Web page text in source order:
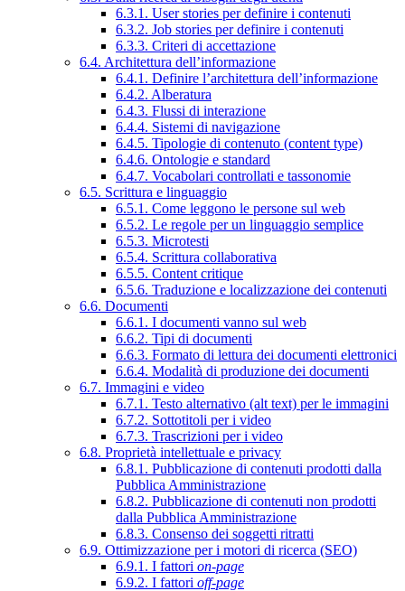
6.3.1. User stories per definire i contenuti
6.3.2. Job stories per definire i contenuti
6.3.3. Criteri di accettazione
6.4. Architettura dell’informazione
6.4.1. Definire l’architettura dell’informazione
6.4.2. Alberatura
6.4.3. Flussi di interazione
6.4.4. Sistemi di navigazione
6.4.5. Tipologie di contenuto (content type)
6.4.6. Ontologie e standard
6.4.7. Vocabolari controllati e tassonomie
6.5. Scrittura e linguaggio
6.5.1. Come leggono le persone sul web
6.5.2. Le regole per un linguaggio semplice
6.5.3. Microtesti
6.5.4. Scrittura collaborativa
6.5.5. Content critique
6.5.6. Traduzione e localizzazione dei contenuti
6.6. Documenti
6.6.1. I documenti vanno sul web
6.6.2. Tipi di documenti
6.6.3. Formato di lettura dei documenti elettronici
6.6.4. Modalità di produzione dei documenti
6.7. Immagini e video
6.7.1. Testo alternativo (alt text) per le immagini
6.7.2. Sottotitoli per i video
6.7.3. Trascrizioni per i video
6.8. Proprietà intellettuale e privacy
6.8.1. Pubblicazione di contenuti prodotti dalla
Pubblica Amministrazione
6.8.2. Pubblicazione di contenuti non prodotti
dalla Pubblica Amministrazione
6.8.3. Consenso dei soggetti ritratti
6.9. Ottimizzazione per i motori di ricerca (SEO)
6.9.1. I fattori on-page
6.9.2. I fattori off-page